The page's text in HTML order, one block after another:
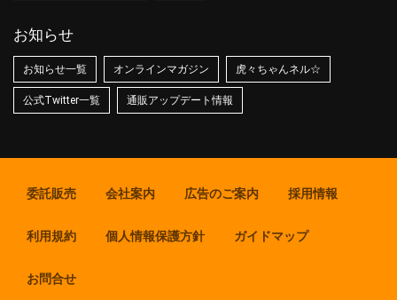
お知らせ
お知らせ一覧 オンラインマガジン 虎々ちゃんネル☆
公式Twitter一覧 通販アップデート情報
委託販売 会社案内 広告のご案内 採用情報
利用規約 個人情報保護方針 ガイドマップ
お問合せ